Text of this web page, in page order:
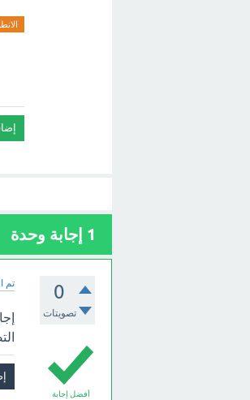
1 إجابة وحدة
0
تصويتات
تم
أفضل إجابة